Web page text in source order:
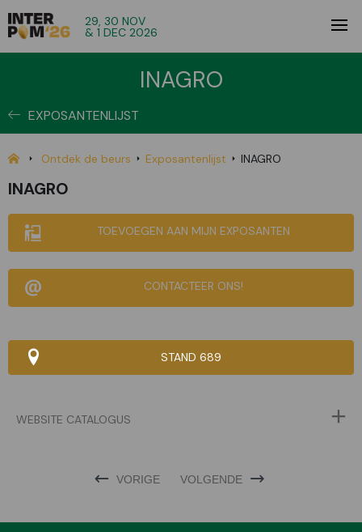
29, 30 NOV
& 1 DEC 2026
INAGRO
EXPOSANTENLIJST
Ontdek de beurs Exposantenlijst INAGRO
INAGRO
TOEVOEGEN AAN MIJN EXPOSANTEN
CONTACTEER ONS!
STAND 689
WEBSITE CATALOGUS
VORIGE VOLGENDE